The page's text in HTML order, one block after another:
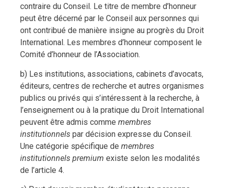
contraire du Conseil. Le titre de membre d’honneur
peut être décerné par le Conseil aux personnes qui
ont contribué de manière insigne au progrès du Droit
International. Les membres d’honneur composent le
Comité d’honneur de l’Association.
b) Les institutions, associations, cabinets d’avocats,
éditeurs, centres de recherche et autres organismes
publics ou privés qui s’intéressent à la recherche, à
l’enseignement ou à la pratique du Droit International
peuvent être admis comme membres
institutionnels par décision expresse du Conseil.
Une catégorie spécifique de membres
institutionnels premium existe selon les modalités
de l’article 4.